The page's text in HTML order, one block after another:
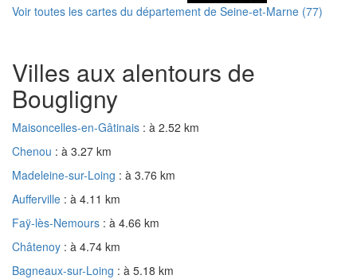
Voir toutes les cartes du département de Seine-et-Marne (77)
Villes aux alentours de
Bougligny
Maisoncelles-en-Gâtinais : à 2.52 km
Chenou : à 3.27 km
Madeleine-sur-Loing : à 3.76 km
Aufferville : à 4.11 km
Faÿ-lès-Nemours : à 4.66 km
Châtenoy : à 4.74 km
Bagneaux-sur-Loing : à 5.18 km